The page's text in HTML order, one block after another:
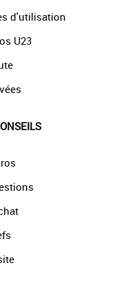
d'utilisation
U23